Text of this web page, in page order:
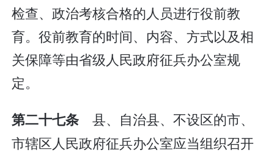
检查、政治考核合格的人员进行役前教
育。役前教育的时间、内容、方式以及相
关保障等由省级人民政府征兵办公室规
定。
第二十七条 县、自治县、不设区的市、
市辖区人民政府征兵办公室应当组织召开